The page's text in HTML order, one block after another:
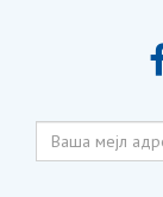
Ваша
мејл